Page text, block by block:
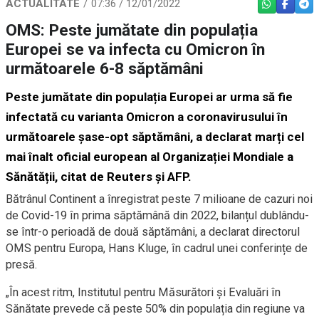
ACTUALITATE 07:36 / 12/01/2022 WHATSAPP
OMS: Peste jumătate din populația
Europei se va infecta cu Omicron în
următoarele 6-8 săptămâni
Peste jumătate din populația Europei ar urma să fie
infectată cu varianta Omicron a coronavirusului în
următoarele șase-opt săptămâni, a declarat marți cel
mai înalt oficial european al Organizației Mondiale a
Sănătății, citat de Reuters și AFP.
Bătrânul Continent a înregistrat peste 7 milioane de cazuri noi
de Covid-19 în prima săptămână din 2022, bilanțul dublându-
se într-o perioadă de două săptămâni, a declarat directorul
OMS pentru Europa, Hans Kluge, în cadrul unei conferințe de
presă.
„În acest ritm, Institutul pentru Măsurători și Evaluări în
Sănătate prevede că peste 50% din populația din regiune va